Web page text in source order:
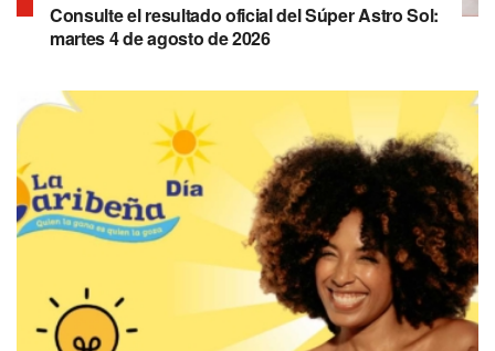
Consulte el resultado oficial del Súper Astro Sol:
martes 4 de agosto de 2026